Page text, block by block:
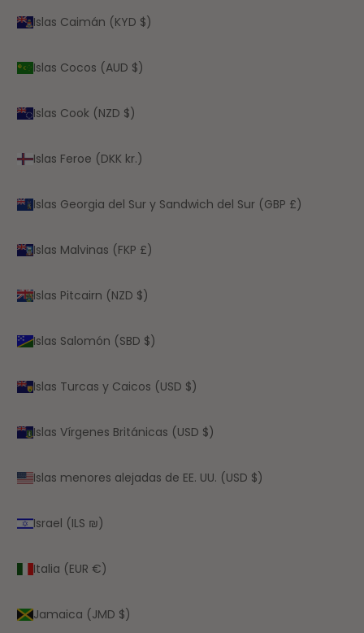
Islas Caimán (KYD $)
Islas Cocos (AUD $)
Islas Cook (NZD $)
Islas Feroe (DKK kr.)
Islas Georgia del Sur y Sandwich del Sur (GBP £)
Islas Malvinas (FKP £)
Islas Pitcairn (NZD $)
Islas Salomón (SBD $)
Islas Turcas y Caicos (USD $)
Islas Vírgenes Británicas (USD $)
Islas menores alejadas de EE. UU. (USD $)
Israel (ILS ₪)
Italia (EUR €)
Jamaica (JMD $)